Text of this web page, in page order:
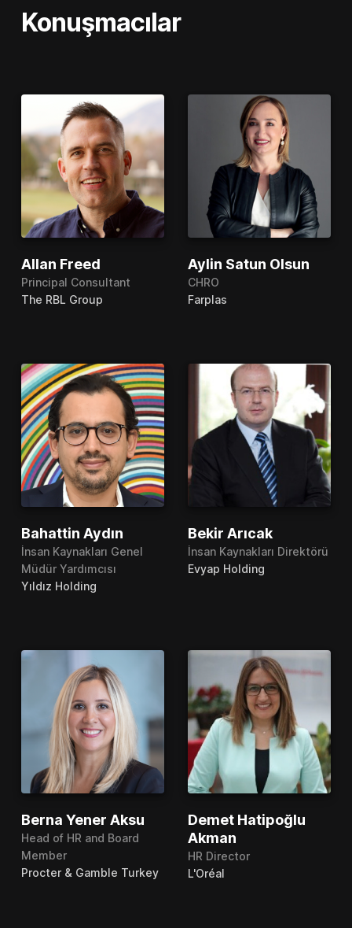
Konuşmacılar
Allan Freed
Principal Consultant
The RBL Group
Aylin Satun Olsun
CHRO
Farplas
Bahattin Aydın
İnsan Kaynakları Genel
Müdür Yardımcısı
Yıldız Holding
Bekir Arıcak
İnsan Kaynakları Direktörü
Evyap Holding
Berna Yener Aksu
Head of HR and Board
Member
Procter & Gamble Turkey
Demet Hatipoğlu
Akman
HR Director
L'Oréal